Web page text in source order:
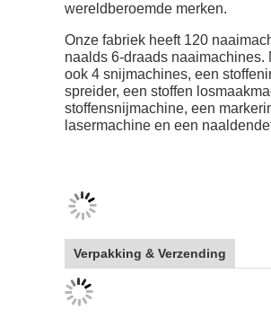
wereldberoemde merken.
Onze fabriek heeft 120
naalds 6-draads naaimachines.
ook 4 snijmachines, een
spreider, een stoffen
stoffensnijmachine, een
lasermachine en een
Verpakking & Verzending